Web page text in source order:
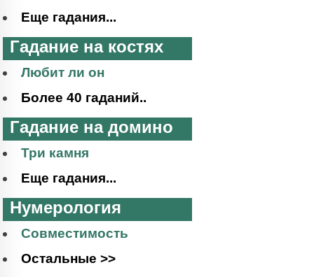
Еще гадания...
Гадание на костях
Любит ли он
Более 40 гаданий..
Гадание на домино
Три камня
Еще гадания...
Нумерология
Совместимость
Остальные >>